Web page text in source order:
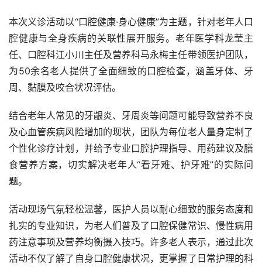
本次义诊活动以“口腔健康·身心健康”为主题，针对老年人口
腔健康与全身疾病的关联性展开服务。老年医学科龙莹主
任、口腔科江小川主任及营养科马永梅主任带领医护团队，
为50余名老人提供了全面细致的口腔检查，涵盖牙体、牙
周、黏膜及咬合状况评估。
结合老年人常见的牙龈炎、牙周炎等问题可能导致营养不良
及心血管疾病风险增加的现状，团队为每位老人量身定制了
个性化诊疗计划，并给予专业口腔护理指导、用药建议及膳
食营养方案，切实解决老年人“看牙难、护牙难”的实际问
题。
活动现场气氛轻松温馨，医护人员以耐心细致的服务态度和
扎实的专业知识，为老人们普及了口腔保健常识、慢性病用
药注意事项及营养均衡摄入技巧。许多老人表示，通过此次
活动不仅了解了自身口腔健康状况，更掌握了日常护理的科